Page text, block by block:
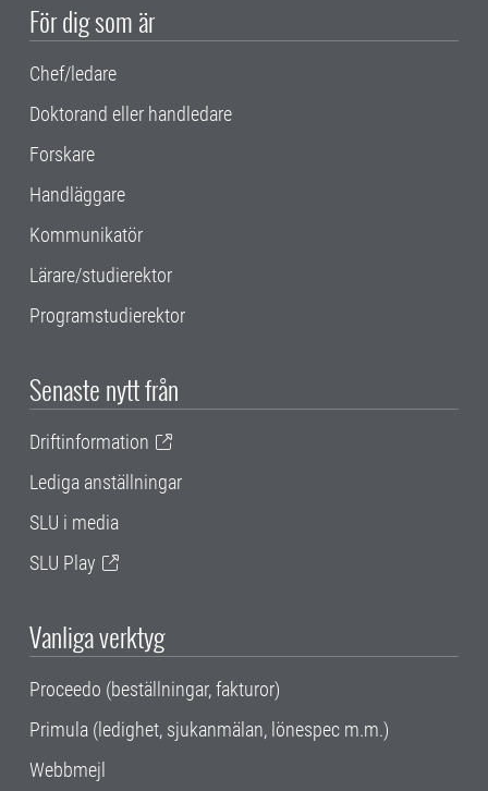
För dig som är
Chef/ledare
Doktorand eller handledare
Forskare
Handläggare
Kommunikatör
Lärare/studierektor
Programstudierektor
Senaste nytt från
Driftinformation
Lediga anställningar
SLU i media
SLU Play
Vanliga verktyg
Proceedo (beställningar, fakturor)
Primula (ledighet, sjukanmälan, lönespec m.m.)
Webbmejl